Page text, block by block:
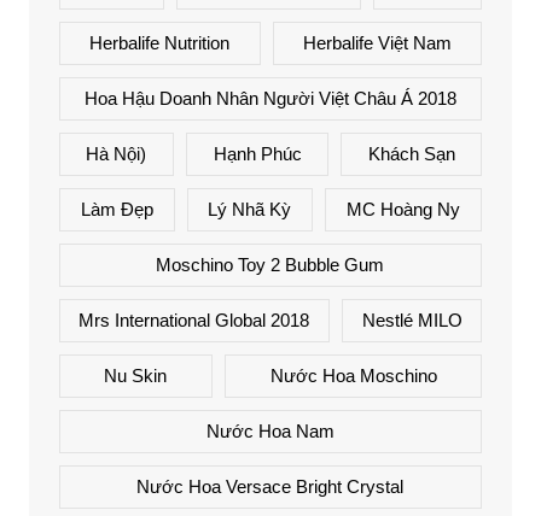
Herbalife Nutrition Herbalife Việt Nam
Hoa Hậu Doanh Nhân Người Việt Châu Á 2018
Hà Nội) Hạnh Phúc Khách Sạn
Làm Đẹp Lý Nhã Kỳ MC Hoàng Ny
Moschino Toy 2 Bubble Gum
Mrs International Global 2018 Nestlé MILO
Nu Skin Nước Hoa Moschino
Nước Hoa Nam
Nước Hoa Versace Bright Crystal